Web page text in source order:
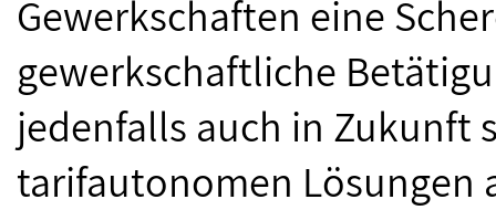
Gewerkschaften eine
gewerkschaftliche
jedenfalls auch in Zukunft
tarifautonomen Lösungen